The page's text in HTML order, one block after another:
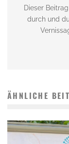
Dieser
durch und
ÄHNLICHE